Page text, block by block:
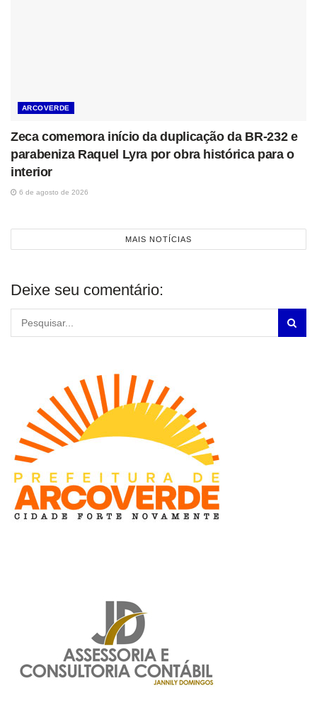
ARCOVERDE
Zeca comemora início da duplicação da BR-232 e
parabeniza Raquel Lyra por obra histórica para o
interior
6 de agosto de 2026
MAIS NOTÍCIAS
Deixe seu comentário: